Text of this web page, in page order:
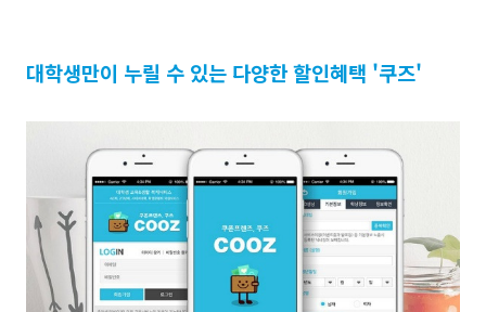
대학생만이 누릴 수 있는 다양한 할인혜택 '쿠즈'